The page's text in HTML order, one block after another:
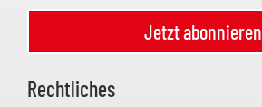
Jetzt abonnieren
Rechtliches